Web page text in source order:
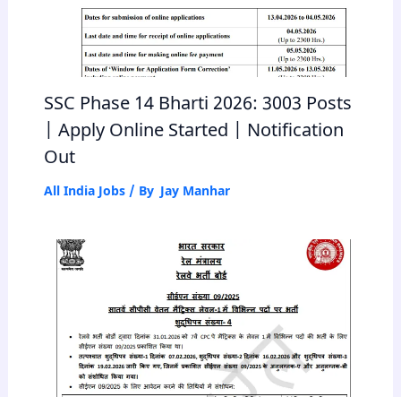
SSC Phase 14 Bharti 2026: 3003 Posts
| Apply Online Started | Notification
Out
All India Jobs/ By Jay Manhar